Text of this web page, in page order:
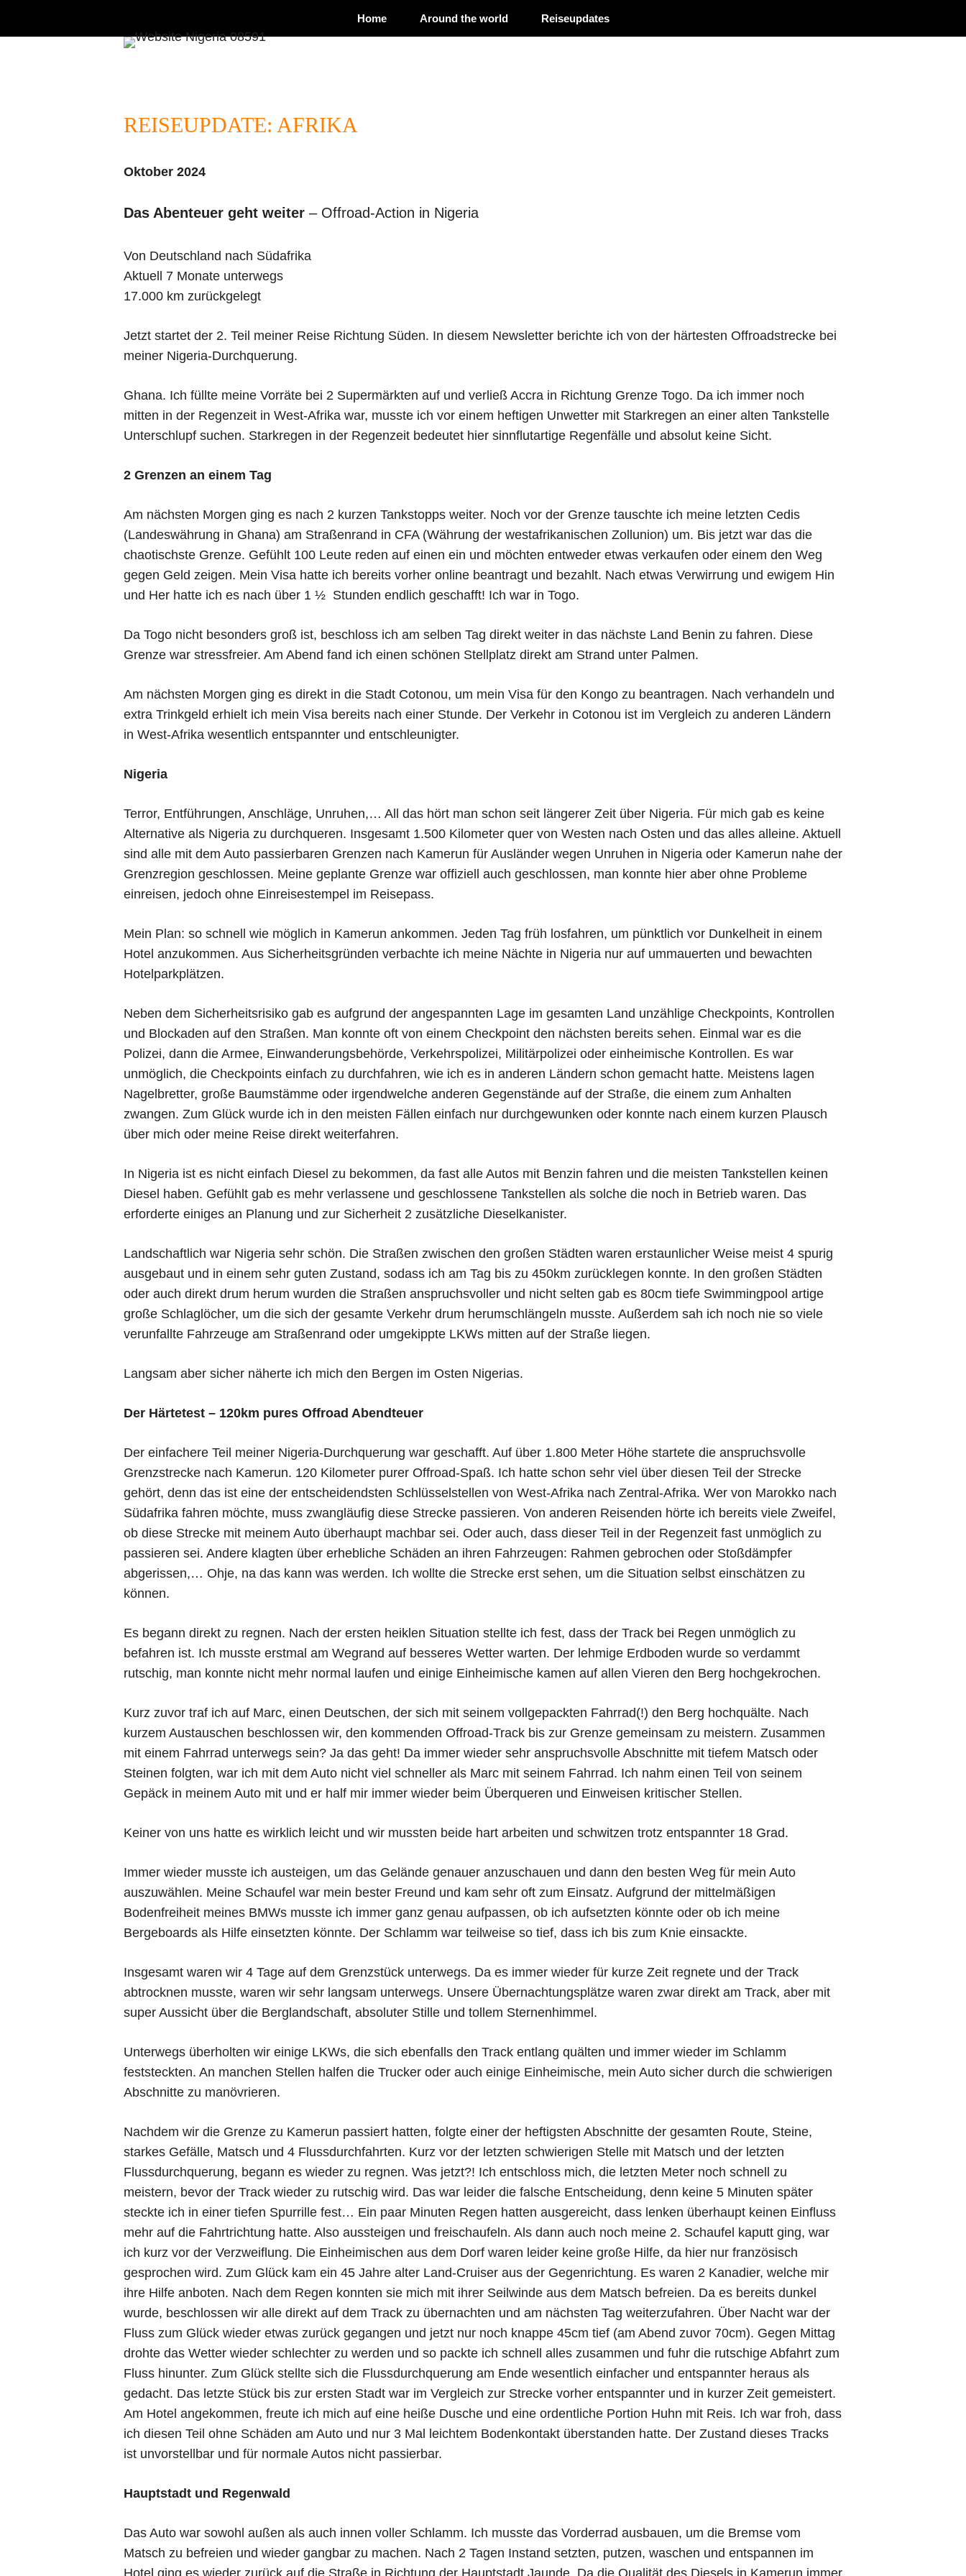
Home Around the world Reiseupdates
REISEUPDATE: AFRIKA
Oktober 2024
Das Abenteuer geht weiter – Offroad-Action in Nigeria
Von Deutschland nach Südafrika
Aktuell 7 Monate unterwegs
17.000 km zurückgelegt
Jetzt startet der 2. Teil meiner Reise Richtung Süden. In diesem Newsletter berichte ich von der härtesten Offroadstrecke bei
meiner Nigeria-Durchquerung.
Ghana. Ich füllte meine Vorräte bei 2 Supermärkten auf und verließ Accra in Richtung Grenze Togo. Da ich immer noch
mitten in der Regenzeit in West-Afrika war, musste ich vor einem heftigen Unwetter mit Starkregen an einer alten Tankstelle
Unterschlupf suchen. Starkregen in der Regenzeit bedeutet hier sinnflutartige Regenfälle und absolut keine Sicht.
2 Grenzen an einem Tag
Am nächsten Morgen ging es nach 2 kurzen Tankstopps weiter. Noch vor der Grenze tauschte ich meine letzten Cedis
(Landeswährung in Ghana) am Straßenrand in CFA (Währung der westafrikanischen Zollunion) um. Bis jetzt war das die
chaotischste Grenze. Gefühlt 100 Leute reden auf einen ein und möchten entweder etwas verkaufen oder einem den Weg
gegen Geld zeigen. Mein Visa hatte ich bereits vorher online beantragt und bezahlt. Nach etwas Verwirrung und ewigem Hin
und Her hatte ich es nach über 1 ½ Stunden endlich geschafft! Ich war in Togo.
Da Togo nicht besonders groß ist, beschloss ich am selben Tag direkt weiter in das nächste Land Benin zu fahren. Diese
Grenze war stressfreier. Am Abend fand ich einen schönen Stellplatz direkt am Strand unter Palmen.
Am nächsten Morgen ging es direkt in die Stadt Cotonou, um mein Visa für den Kongo zu beantragen. Nach verhandeln und
extra Trinkgeld erhielt ich mein Visa bereits nach einer Stunde. Der Verkehr in Cotonou ist im Vergleich zu anderen Ländern
in West-Afrika wesentlich entspannter und entschleunigter.
Nigeria
Terror, Entführungen, Anschläge, Unruhen,… All das hört man schon seit längerer Zeit über Nigeria. Für mich gab es keine
Alternative als Nigeria zu durchqueren. Insgesamt 1.500 Kilometer quer von Westen nach Osten und das alles alleine. Aktuell
sind alle mit dem Auto passierbaren Grenzen nach Kamerun für Ausländer wegen Unruhen in Nigeria oder Kamerun nahe der
Grenzregion geschlossen. Meine geplante Grenze war offiziell auch geschlossen, man konnte hier aber ohne Probleme
einreisen, jedoch ohne Einreisestempel im Reisepass.
Mein Plan: so schnell wie möglich in Kamerun ankommen. Jeden Tag früh losfahren, um pünktlich vor Dunkelheit in einem
Hotel anzukommen. Aus Sicherheitsgründen verbachte ich meine Nächte in Nigeria nur auf ummauerten und bewachten
Hotelparkplätzen.
Neben dem Sicherheitsrisiko gab es aufgrund der angespannten Lage im gesamten Land unzählige Checkpoints, Kontrollen
und Blockaden auf den Straßen. Man konnte oft von einem Checkpoint den nächsten bereits sehen. Einmal war es die
Polizei, dann die Armee, Einwanderungsbehörde, Verkehrspolizei, Militärpolizei oder einheimische Kontrollen. Es war
unmöglich, die Checkpoints einfach zu durchfahren, wie ich es in anderen Ländern schon gemacht hatte. Meistens lagen
Nagelbretter, große Baumstämme oder irgendwelche anderen Gegenstände auf der Straße, die einem zum Anhalten
zwangen. Zum Glück wurde ich in den meisten Fällen einfach nur durchgewunken oder konnte nach einem kurzen Plausch
über mich oder meine Reise direkt weiterfahren.
In Nigeria ist es nicht einfach Diesel zu bekommen, da fast alle Autos mit Benzin fahren und die meisten Tankstellen keinen
Diesel haben. Gefühlt gab es mehr verlassene und geschlossene Tankstellen als solche die noch in Betrieb waren. Das
erforderte einiges an Planung und zur Sicherheit 2 zusätzliche Dieselkanister.
Landschaftlich war Nigeria sehr schön. Die Straßen zwischen den großen Städten waren erstaunlicher Weise meist 4 spurig
ausgebaut und in einem sehr guten Zustand, sodass ich am Tag bis zu 450km zurücklegen konnte. In den großen Städten
oder auch direkt drum herum wurden die Straßen anspruchsvoller und nicht selten gab es 80cm tiefe Swimmingpool artige
große Schlaglöcher, um die sich der gesamte Verkehr drum herumschlängeln musste. Außerdem sah ich noch nie so viele
verunfallte Fahrzeuge am Straßenrand oder umgekippte LKWs mitten auf der Straße liegen.
Langsam aber sicher näherte ich mich den Bergen im Osten Nigerias.
Der Härtetest – 120km pures Offroad Abendteuer
Der einfachere Teil meiner Nigeria-Durchquerung war geschafft. Auf über 1.800 Meter Höhe startete die anspruchsvolle
Grenzstrecke nach Kamerun. 120 Kilometer purer Offroad-Spaß. Ich hatte schon sehr viel über diesen Teil der Strecke
gehört, denn das ist eine der entscheidendsten Schlüsselstellen von West-Afrika nach Zentral-Afrika. Wer von Marokko nach
Südafrika fahren möchte, muss zwangläufig diese Strecke passieren. Von anderen Reisenden hörte ich bereits viele Zweifel,
ob diese Strecke mit meinem Auto überhaupt machbar sei. Oder auch, dass dieser Teil in der Regenzeit fast unmöglich zu
passieren sei. Andere klagten über erhebliche Schäden an ihren Fahrzeugen: Rahmen gebrochen oder Stoßdämpfer
abgerissen,… Ohje, na das kann was werden. Ich wollte die Strecke erst sehen, um die Situation selbst einschätzen zu
können.
Es begann direkt zu regnen. Nach der ersten heiklen Situation stellte ich fest, dass der Track bei Regen unmöglich zu
befahren ist. Ich musste erstmal am Wegrand auf besseres Wetter warten. Der lehmige Erdboden wurde so verdammt
rutschig, man konnte nicht mehr normal laufen und einige Einheimische kamen auf allen Vieren den Berg hochgekrochen.
Kurz zuvor traf ich auf Marc, einen Deutschen, der sich mit seinem vollgepackten Fahrrad(!) den Berg hochquälte. Nach
kurzem Austauschen beschlossen wir, den kommenden Offroad-Track bis zur Grenze gemeinsam zu meistern. Zusammen
mit einem Fahrrad unterwegs sein? Ja das geht! Da immer wieder sehr anspruchsvolle Abschnitte mit tiefem Matsch oder
Steinen folgten, war ich mit dem Auto nicht viel schneller als Marc mit seinem Fahrrad. Ich nahm einen Teil von seinem
Gepäck in meinem Auto mit und er half mir immer wieder beim Überqueren und Einweisen kritischer Stellen.
Keiner von uns hatte es wirklich leicht und wir mussten beide hart arbeiten und schwitzen trotz entspannter 18 Grad.
Immer wieder musste ich austeigen, um das Gelände genauer anzuschauen und dann den besten Weg für mein Auto
auszuwählen. Meine Schaufel war mein bester Freund und kam sehr oft zum Einsatz. Aufgrund der mittelmäßigen
Bodenfreiheit meines BMWs musste ich immer ganz genau aufpassen, ob ich aufsetzten könnte oder ob ich meine
Bergeboards als Hilfe einsetzten könnte. Der Schlamm war teilweise so tief, dass ich bis zum Knie einsackte.
Insgesamt waren wir 4 Tage auf dem Grenzstück unterwegs. Da es immer wieder für kurze Zeit regnete und der Track
abtrocknen musste, waren wir sehr langsam unterwegs. Unsere Übernachtungsplätze waren zwar direkt am Track, aber mit
super Aussicht über die Berglandschaft, absoluter Stille und tollem Sternenhimmel.
Unterwegs überholten wir einige LKWs, die sich ebenfalls den Track entlang quälten und immer wieder im Schlamm
feststeckten. An manchen Stellen halfen die Trucker oder auch einige Einheimische, mein Auto sicher durch die schwierigen
Abschnitte zu manövrieren.
Nachdem wir die Grenze zu Kamerun passiert hatten, folgte einer der heftigsten Abschnitte der gesamten Route, Steine,
starkes Gefälle, Matsch und 4 Flussdurchfahrten. Kurz vor der letzten schwierigen Stelle mit Matsch und der letzten
Flussdurchquerung, begann es wieder zu regnen. Was jetzt?! Ich entschloss mich, die letzten Meter noch schnell zu
meistern, bevor der Track wieder zu rutschig wird. Das war leider die falsche Entscheidung, denn keine 5 Minuten später
steckte ich in einer tiefen Spurrille fest… Ein paar Minuten Regen hatten ausgereicht, dass lenken überhaupt keinen Einfluss
mehr auf die Fahrtrichtung hatte. Also aussteigen und freischaufeln. Als dann auch noch meine 2. Schaufel kaputt ging, war
ich kurz vor der Verzweiflung. Die Einheimischen aus dem Dorf waren leider keine große Hilfe, da hier nur französisch
gesprochen wird. Zum Glück kam ein 45 Jahre alter Land-Cruiser aus der Gegenrichtung. Es waren 2 Kanadier, welche mir
ihre Hilfe anboten. Nach dem Regen konnten sie mich mit ihrer Seilwinde aus dem Matsch befreien. Da es bereits dunkel
wurde, beschlossen wir alle direkt auf dem Track zu übernachten und am nächsten Tag weiterzufahren. Über Nacht war der
Fluss zum Glück wieder etwas zurück gegangen und jetzt nur noch knappe 45cm tief (am Abend zuvor 70cm). Gegen Mittag
drohte das Wetter wieder schlechter zu werden und so packte ich schnell alles zusammen und fuhr die rutschige Abfahrt zum
Fluss hinunter. Zum Glück stellte sich die Flussdurchquerung am Ende wesentlich einfacher und entspannter heraus als
gedacht. Das letzte Stück bis zur ersten Stadt war im Vergleich zur Strecke vorher entspannter und in kurzer Zeit gemeistert.
Am Hotel angekommen, freute ich mich auf eine heiße Dusche und eine ordentliche Portion Huhn mit Reis. Ich war froh, dass
ich diesen Teil ohne Schäden am Auto und nur 3 Mal leichtem Bodenkontakt überstanden hatte. Der Zustand dieses Tracks
ist unvorstellbar und für normale Autos nicht passierbar.
Hauptstadt und Regenwald
Das Auto war sowohl außen als auch innen voller Schlamm. Ich musste das Vorderrad ausbauen, um die Bremse vom
Matsch zu befreien und wieder gangbar zu machen. Nach 2 Tagen Instand setzten, putzen, waschen und entspannen im
Hotel ging es wieder zurück auf die Straße in Richtung der Hauptstadt Jaunde. Da die Qualität des Diesels in Kamerun immer